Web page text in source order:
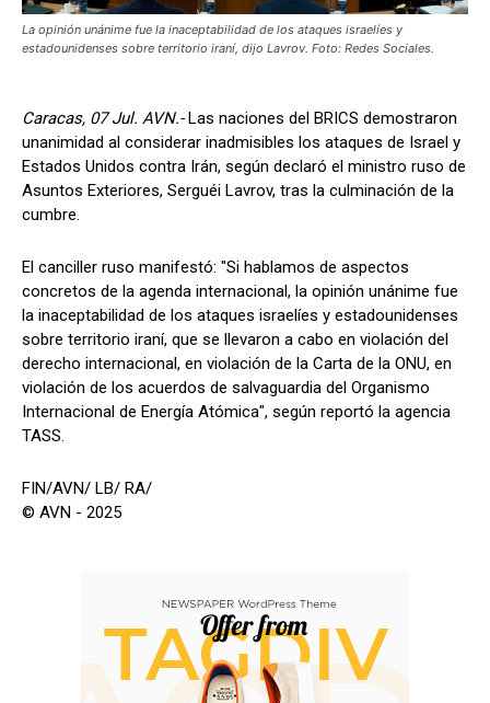
La opinión unánime fue la inaceptabilidad de los ataques israelíes y
estadounidenses sobre territorio iraní, dijo Lavrov. Foto: Redes Sociales.
Caracas, 07 Jul. AVN.- Las naciones del BRICS demostraron
unanimidad al considerar inadmisibles los ataques de Israel y
Estados Unidos contra Irán, según declaró el ministro ruso de
Asuntos Exteriores, Serguéi Lavrov, tras la culminación de la
cumbre.
El canciller ruso manifestó: "Si hablamos de aspectos
concretos de la agenda internacional, la opinión unánime fue
la inaceptabilidad de los ataques israelíes y estadounidenses
sobre territorio iraní, que se llevaron a cabo en violación del
derecho internacional, en violación de la Carta de la ONU, en
violación de los acuerdos de salvaguardia del Organismo
Internacional de Energía Atómica", según reportó la agencia
TASS.
FIN/AVN/ LB/ RA/
© AVN - 2025